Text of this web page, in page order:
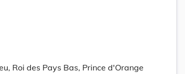
Roi des Pays Bas, Prince d'Orange